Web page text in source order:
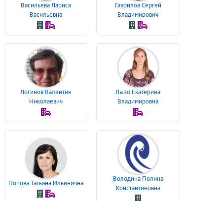
Васильева Лариса
Васильевна
Гаврилов Сергей
Владимирович
Логинов Валентин
Николаевич
Лызо Екатерина
Владимировна
Попова Татьяна Ильинична
Володина Полина
Константиновна